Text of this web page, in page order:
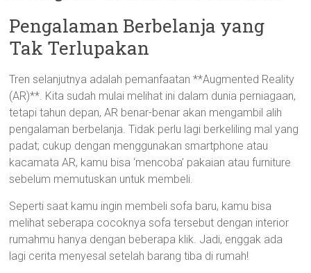
Pengalaman Berbelanja yang
Tak Terlupakan
Tren selanjutnya adalah pemanfaatan **Augmented Reality
(AR)**. Kita sudah mulai melihat ini dalam dunia perniagaan,
tetapi tahun depan, AR benar-benar akan mengambil alih
pengalaman berbelanja. Tidak perlu lagi berkeliling mal yang
padat; cukup dengan menggunakan smartphone atau
kacamata AR, kamu bisa ‘mencoba’ pakaian atau furniture
sebelum memutuskan untuk membeli.
Seperti saat kamu ingin membeli sofa baru, kamu bisa
melihat seberapa cocoknya sofa tersebut dengan interior
rumahmu hanya dengan beberapa klik. Jadi, enggak ada
lagi cerita menyesal setelah barang tiba di rumah!